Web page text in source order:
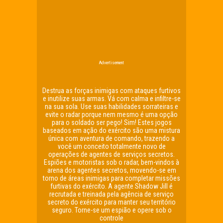
Advertisement
Destrua as forças inimigas com ataques furtivos
e inutilize suas armas. Vá com calma e infiltre-se
na sua sola. Use suas habilidades sorrateiras e
evite o radar porque nem mesmo é uma opção
para o soldado ser pego! Sim! Estes jogos
baseados em ação do exército são uma mistura
única com aventura de comando, trazendo a
você um conceito totalmente novo de
operações de agentes de serviços secretos.
Espiões e motoristas sob o radar, bem-vindos à
arena dos agentes secretos, movendo-se em
torno de áreas inimigas para completar missões
furtivas do exército. A agente Shadow Jill é
recrutada e treinada pela agência de serviço
secreto do exército para manter seu território
seguro. Torne-se um espião e opere sob o
controle